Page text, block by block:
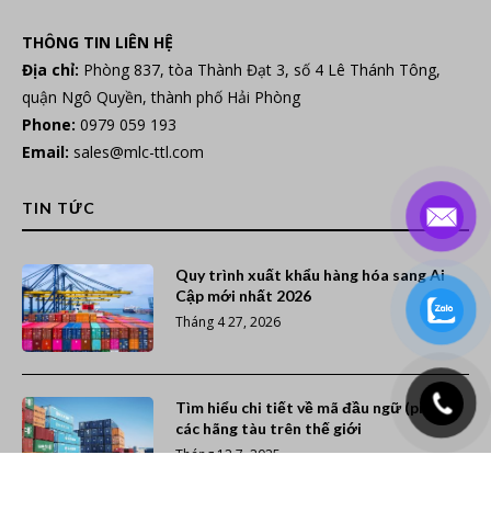
THÔNG TIN LIÊN HỆ
Địa chỉ: Phòng 837, tòa Thành Đạt 3, số 4 Lê Thánh Tông,
quận Ngô Quyền, thành phố Hải Phòng
Phone: 0979 059 193
Email: sales@mlc-ttl.com
TIN TỨC
Quy trình xuất khẩu hàng hóa sang Ai
Cập mới nhất 2026
Tháng 4 27, 2026
Tìm hiểu chi tiết về mã đầu ngữ (prefix)
các hãng tàu trên thế giới
Tháng 12 7, 2025